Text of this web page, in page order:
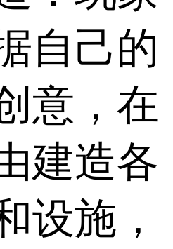
自己的
意，在
建造各
设施，